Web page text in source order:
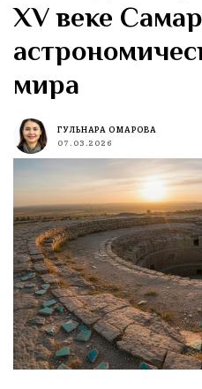
XV веке
мира
ГУЛЬНАРА ОМАРОВА
07.03.2026